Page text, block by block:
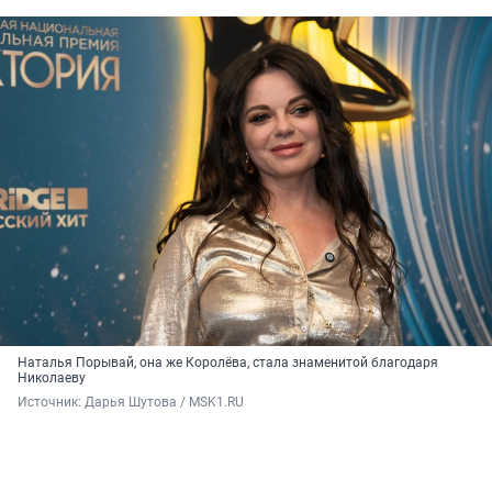
Наталья Порывай, она же Королёва, стала знаменитой благодаря
Николаеву
Источник: Дарья Шутова / MSK1.RU